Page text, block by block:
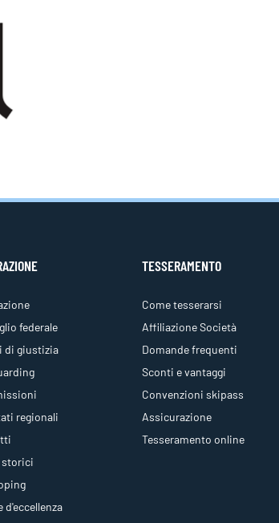
federale
di giustizia
regionali
storici
d'eccellenza
TESSERAMENTO
Come tesserarsi
Affiliazione Società
Domande frequenti
Sconti e vantaggi
Convenzioni skipass
Assicurazione
Tesseramento online